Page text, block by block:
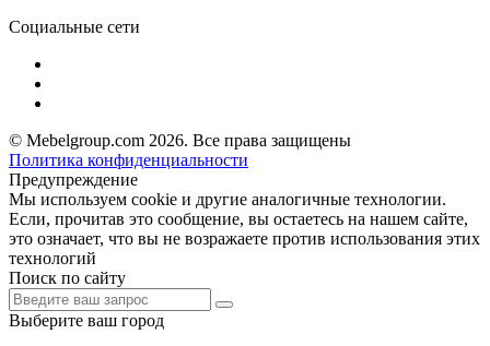
Социальные сети
© Mebelgroup.com 2026. Все права защищены
Политика конфиденциальности
Предупреждение
Мы используем cookie и другие аналогичные технологии.
Если, прочитав это сообщение, вы остаетесь на нашем сайте,
это означает, что вы не возражаете против использования этих
технологий
Поиск по сайту
Выберите ваш город